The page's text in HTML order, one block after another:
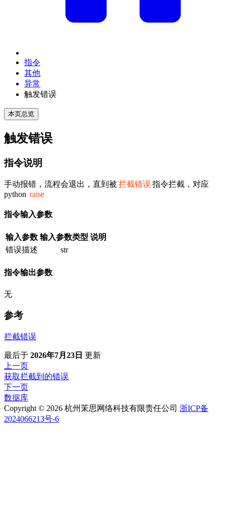
指令
其他
异常
触发错误
本页总览
触发错误
指令说明
手动报错，流程会退出，直到被 拦截错误指令拦截，对应
python raise
指令输入参数
输入参数 输入参数类型 说明
错误描述
str
指令输出参数
无
参考
拦截错误
最后于 2026年7月23日 更新
上一页
获取拦截到的错误
下一页
数据库
Copyright © 2026 杭州茉思网络科技有限责任公司 浙ICP备
2024066213号-6